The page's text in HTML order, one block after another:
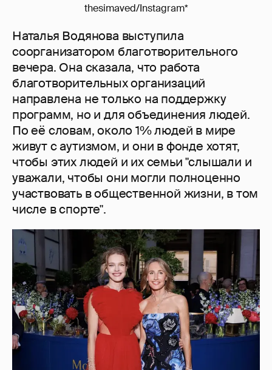
thesimaved/Instagram*
Наталья Водянова выступила
соорганизатором благотворительного
вечера. Она сказала, что работа
благотворительных организаций
направлена не только на поддержку
программ, но и для объединения людей.
По её словам, около 1% людей в мире
живут с аутизмом, и они в фонде хотят,
чтобы этих людей и их семьи "слышали и
уважали, чтобы они могли полноценно
участвовать в общественной жизни, в том
числе в спорте".